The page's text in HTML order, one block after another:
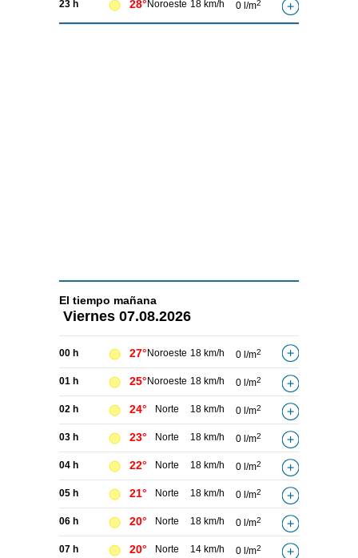
23 h 28° Noroeste 18 km/h 0 l/m2
El tiempo mañana
Viernes 07.08.2026
00 h 27° Noroeste 18 km/h 0 l/m2
01 h 25° Noroeste 18 km/h 0 l/m2
02 h 24° Norte 18 km/h 0 l/m2
03 h 23° Norte 18 km/h 0 l/m2
04 h 22° Norte 18 km/h 0 l/m2
05 h 21° Norte 18 km/h 0 l/m2
06 h 20° Norte 18 km/h 0 l/m2
07 h 20° Norte 14 km/h 0 l/m2